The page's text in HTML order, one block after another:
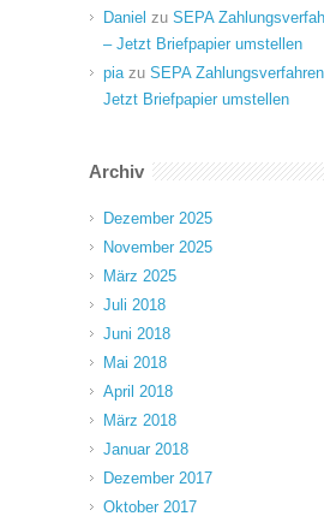
Daniel zu SEPA
– Jetzt Briefpapier umstellen
pia zu SEPA
Jetzt Briefpapier umstellen
Archiv
Dezember 2025
November 2025
März 2025
Juli 2018
Juni 2018
Mai 2018
April 2018
März 2018
Januar 2018
Dezember 2017
Oktober 2017